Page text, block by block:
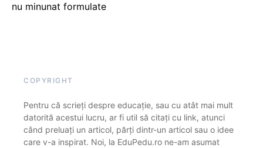
nu minunat formulate
COPYRIGHT
Pentru că scrieți despre educație, sau cu atât mai mult
datorită acestui lucru, ar fi util să citați cu link, atunci
când preluați un articol, părți dintr-un articol sau o idee
care v-a inspirat. Noi, la EduPedu.ro ne-am asumat